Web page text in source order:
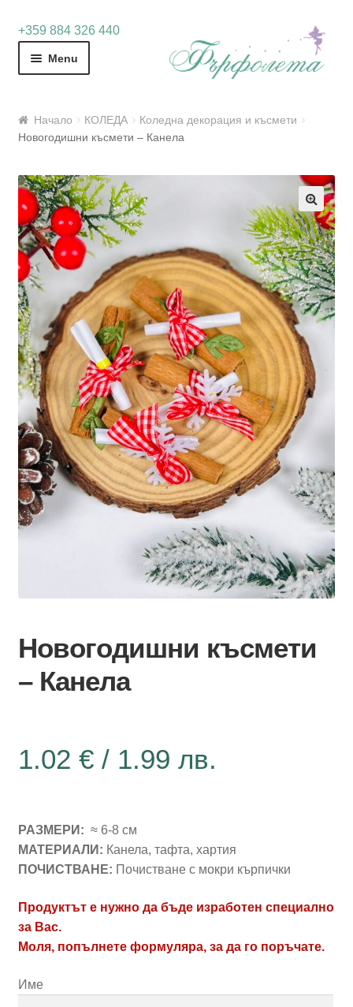
+359 884 326 440
Skip
Skip
Menu
Начало КОЛЕДА
Коледна декорация и късмети
Новогодишни късмети – Канела
Новогодишни късмети
– Канела
1.02 €/ 1.99 лв.
РАЗМЕРИ: ≈ 6-8 см
МАТЕРИАЛИ: Канела, тафта, хартия
ПОЧИСТВАНЕ: Почистване с мокри кърпички
Продуктът е нужно да бъде изработен специално
за Вас.
Моля, попълнете формуляра, за да го поръчате.
Име